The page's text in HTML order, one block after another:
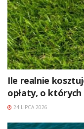
Ile realnie
opłaty, o
24 LIPCA 2026